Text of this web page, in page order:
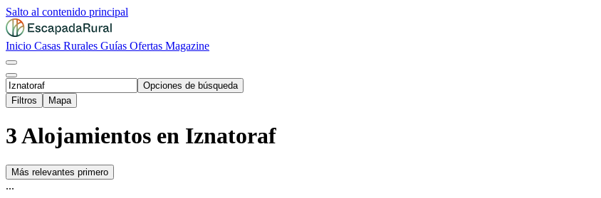
Salto al contenido principal
Inicio Casas Rurales Guías Ofertas Magazine
Opciones de búsqueda
Filtros
Mapa
3 Alojamientos en Iznatoraf
Más relevantes primero
...